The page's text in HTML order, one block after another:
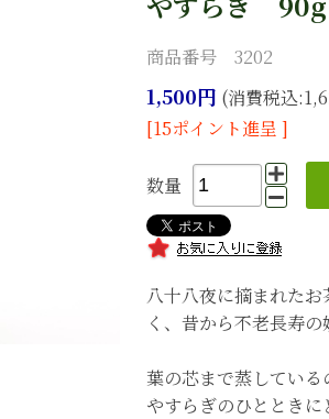
商品番号 3202
1,500円 (消費税込
[15ポイント進呈 ]
数量
八十八夜に摘まれた
く、昔から不老長寿の
葉の芯まで蒸している
やすらぎのひとときに